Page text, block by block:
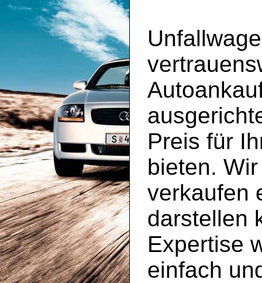
Preis für
bieten.
verkaufen
darstellen
Expertise
einfach